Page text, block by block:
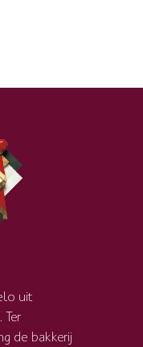
uit
Ter
de bakkerij